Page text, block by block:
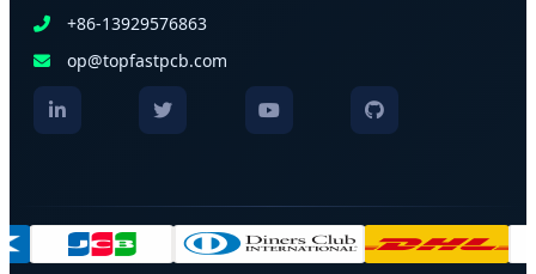
+86-13929576863
op@topfastpcb.com